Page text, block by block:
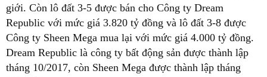
giới. Còn lô đất 3-5 được bán cho Công ty Dream
Republic với mức giá 3.820 tỷ đồng và lô đất 3-8 được
Công ty Sheen Mega mua lại với mức giá 4.000 tỷ đồng.
Dream Republic là công ty bất động sản được thành lập
tháng 10/2017, còn Sheen Mega được thành lập tháng